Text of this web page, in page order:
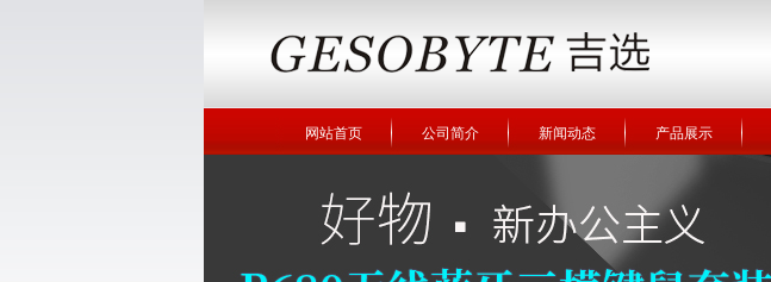
网站首页 公司简介 新闻动态 产品展示